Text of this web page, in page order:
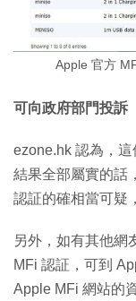
Apple 官方
可向政府部門投訴
ezone.hk 認為，
結果全部屬實的話
認証的確相當可疑
另外，如有其他網
MFi 認証，可到
Apple MFi 網站的